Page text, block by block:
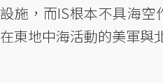
設施，而IS根本不具海
在東地中海活動的美軍與